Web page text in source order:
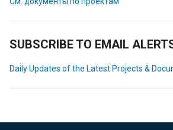
SUBSCRIBE TO EMAIL
Daily Updates of the Latest Projects &